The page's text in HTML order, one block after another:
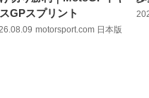
GPスプリント
motorsport.com 日本版